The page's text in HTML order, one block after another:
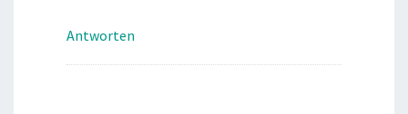
Antworten